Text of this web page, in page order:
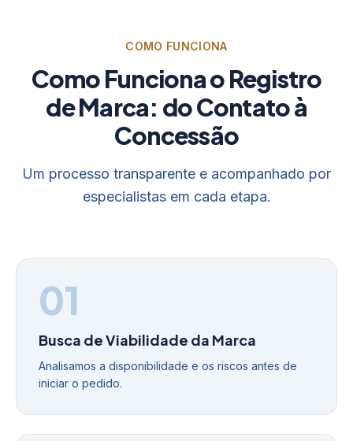
COMO FUNCIONA
Como Funciona o Registro
de Marca: do Contato à
Concessão
Um processo transparente e acompanhado por
especialistas em cada etapa.
01
Busca de Viabilidade da Marca
Analisamos a disponibilidade e os riscos antes de
iniciar o pedido.